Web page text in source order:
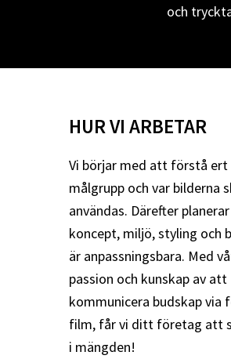
och
HUR VI ARBETAR
Vi börjar med att förstå ert
målgrupp och var bilderna
användas. Därefter
koncept, miljö, styling och
är anpassningsbara. Med
passion och kunskap av att
kommunicera budskap via
film, får vi ditt företag att
i mängden!